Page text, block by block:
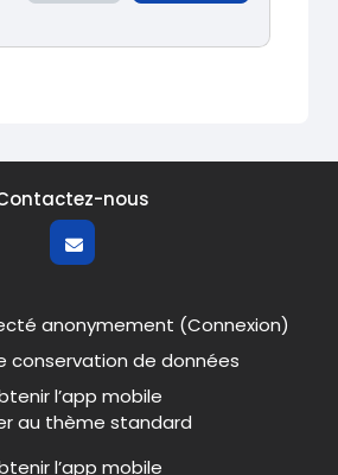
nous
anonymement (Connexion)
conservation de données
l’app mobile
au thème standard
l’app mobile